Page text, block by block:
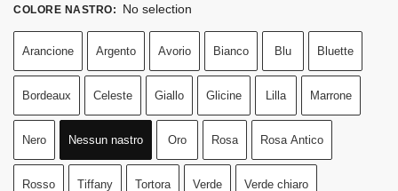
COLORE NASTRO: No selection
Arancione Argento Avorio Bianco Blu Bluette
Bordeaux Celeste Giallo Glicine Lilla Marrone
Nero Nessun nastro Oro Rosa Rosa Antico
Rosso Tiffany Tortora Verde Verde chiaro